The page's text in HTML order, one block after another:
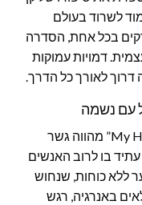
לשרוד בעולם
ממנו. עם שלוש עונות ו-12 פרקים בכל אחת, הסדרה
דמויות עמוקות
דרוך לאורך כל הדרך.
למי שאוהב גיבורי על, “My Hero Academia” מהווה גשר
בו לרוב האנשים
ללא כוחות, שנחוש
עם 88 פרקים מלאים באנרגיה, רגש